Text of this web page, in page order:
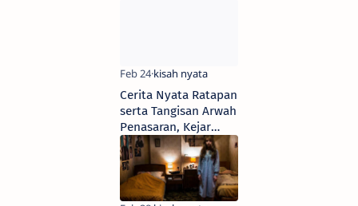
Cerita Nyata Ratapan
serta Tangisan Arwah
Penasaran, Kejar
Jasad Keluarga
Dimanapun Pergi